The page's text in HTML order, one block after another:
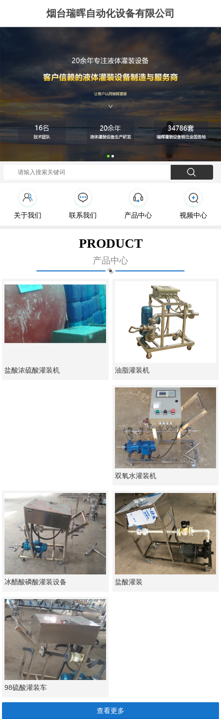
烟台瑞晖自动化设备有限公司
关于我们 联系我们 产品中心 视频中心
PRODUCT
产品中心
盐酸浓硫酸灌装机 油脂灌装机
双氧水灌装机
冰醋酸磷酸灌装设备 盐酸灌装
98硫酸灌装车
查看更多